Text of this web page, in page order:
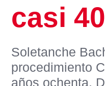
casi
Soletanche
procedimiento
años ochenta.